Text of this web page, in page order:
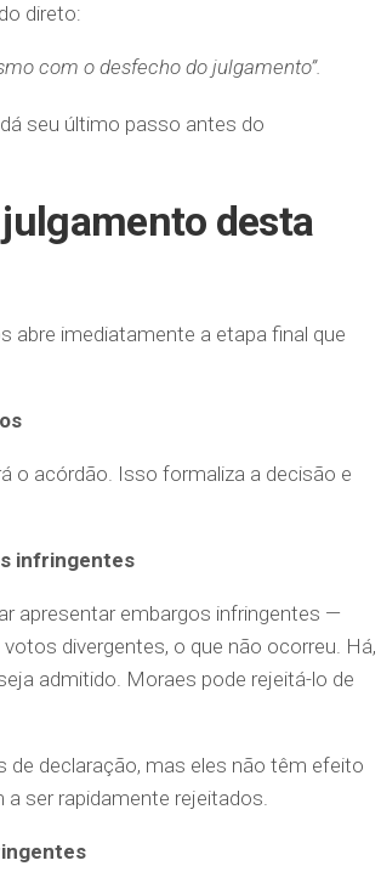
direto:
com o desfecho do julgamento”.
seu último passo antes do
desta
abre imediatamente a etapa final que
o acórdão. Isso formaliza a decisão e
infringentes
apresentar embargos infringentes —
divergentes, o que não ocorreu. Há,
admitido. Moraes pode rejeitá-lo de
declaração, mas eles não têm efeito
ser rapidamente rejeitados.